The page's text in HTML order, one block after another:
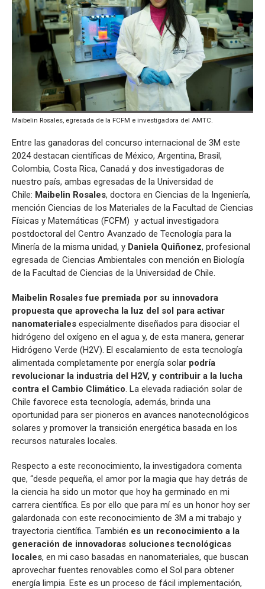
Maibelin Rosales, egresada de la FCFM e investigadora del AMTC.
Entre las ganadoras del concurso internacional de 3M este
2024 destacan científicas de México, Argentina, Brasil,
Colombia, Costa Rica, Canadá y dos investigadoras de
nuestro país, ambas egresadas de la Universidad de
Chile: Maibelin Rosales, doctora en Ciencias de la Ingeniería,
mención Ciencias de los Materiales de la Facultad de Ciencias
Físicas y Matemáticas (FCFM) y actual investigadora
postdoctoral del Centro Avanzado de Tecnología para la
Minería de la misma unidad, y Daniela Quiñonez, profesional
egresada de Ciencias Ambientales con mención en Biología
de la Facultad de Ciencias de la Universidad de Chile.
Maibelin Rosales fue premiada por su innovadora
propuesta que aprovecha la luz del sol para activar
nanomateriales especialmente diseñados para disociar el
hidrógeno del oxígeno en el agua y, de esta manera, generar
Hidrógeno Verde (H2V). El escalamiento de esta tecnología
alimentada completamente por energía solar podría
revolucionar la industria del H2V, y contribuir a la lucha
contra el Cambio Climático. La elevada radiación solar de
Chile favorece esta tecnología, además, brinda una
oportunidad para ser pioneros en avances nanotecnológicos
solares y promover la transición energética basada en los
recursos naturales locales.
Respecto a este reconocimiento, la investigadora comenta
que, “desde pequeña, el amor por la magia que hay detrás de
la ciencia ha sido un motor que hoy ha germinado en mi
carrera científica. Es por ello que para mí es un honor hoy ser
galardonada con este reconocimiento de 3M a mi trabajo y
trayectoria científica. También es un reconocimiento a la
generación de innovadoras soluciones tecnológicas
locales, en mi caso basadas en nanomateriales, que buscan
aprovechar fuentes renovables como el Sol para obtener
energía limpia. Este es un proceso de fácil implementación,